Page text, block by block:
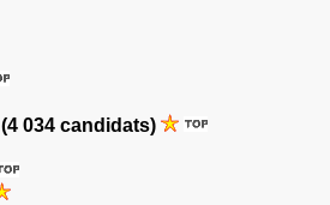
(4 034 candidats)